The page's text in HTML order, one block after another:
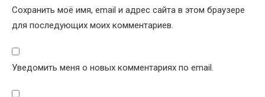
Сохранить моё имя, email и адрес сайта в этом браузере
для последующих моих комментариев.
Уведомить меня о новых комментариях по email.